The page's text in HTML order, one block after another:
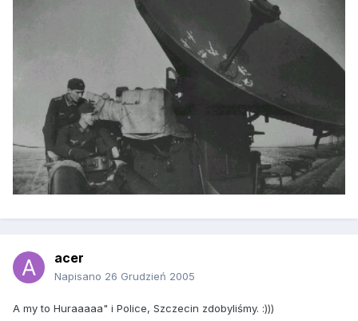
acer
Napisano 26 Grudzień 2005
A my to Huraaaaa" i Police, Szczecin zdobyliśmy. :)))